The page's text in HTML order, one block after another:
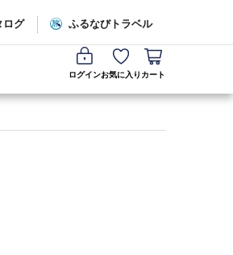
ログ ふるなびトラベル
ログインお気に入り カート